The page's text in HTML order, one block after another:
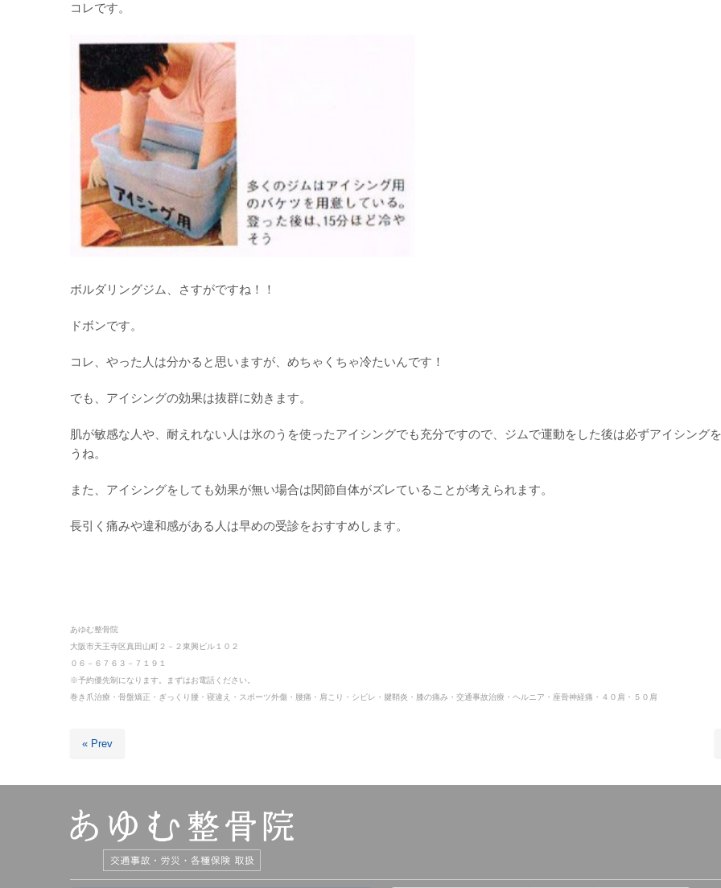
コレです。
ボルダリングジム、さすがですね！！
ドボンです。
コレ、やった人は分かると思いますが、めちゃくちゃ冷たいんです！
でも、アイシングの効果は抜群に効きます。
肌が敏感な人や、耐えれない人は氷のうを使ったアイシングでも充分ですので、ジムで運動をした後は必ずアイシング
うね。
また、アイシングをしても効果が無い場合は関節自体がズレていることが考えられます。
長引く痛みや違和感がある人は早めの受診をおすすめします。
あゆむ整骨院
大阪市天王寺区真田山町２－２東興ビル１０２
０６－６７６３－７１９１
※予約優先制になります。まずはお電話ください。
巻き爪治療・骨盤矯正・ぎっくり腰・寝違え・スポーツ外傷・ 腰痛・肩こり・シビレ・腱鞘炎・膝の痛み・交通事故治療・ヘルニア・座骨神経痛・４０肩・５０肩
« Prev